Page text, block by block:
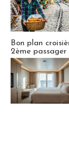
Bon plan
2ème